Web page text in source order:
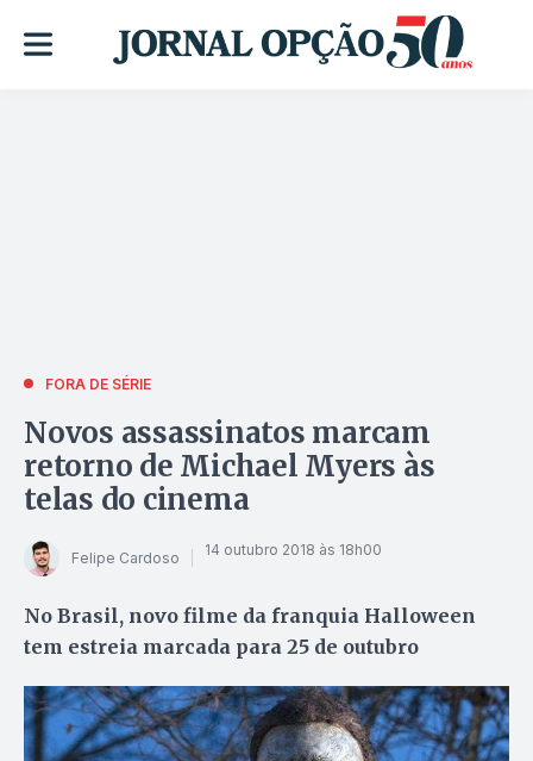
FORA DE SÉRIE
Novos assassinatos marcam
retorno de Michael Myers às
telas do cinema
Felipe Cardoso 14 outubro 2018 às 18h00
No Brasil, novo filme da franquia Halloween
tem estreia marcada para 25 de outubro